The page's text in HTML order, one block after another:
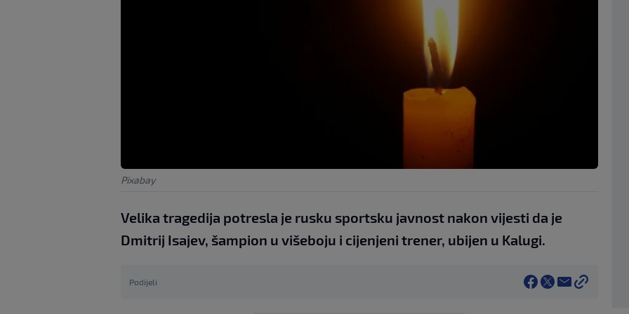
Pixabay
Velika tragedija potresla je rusku sportsku javnost nakon vijesti da je
Dmitrij Isajev, šampion u višeboju i cijenjeni trener, ubijen u Kalugi.
Podijeli